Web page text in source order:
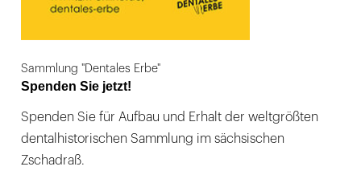
Sammlung "Dentales Erbe"
Spenden Sie jetzt!
Spenden Sie für Aufbau und Erhalt der weltgrößten
dentalhistorischen Sammlung im sächsischen
Zschadraß.